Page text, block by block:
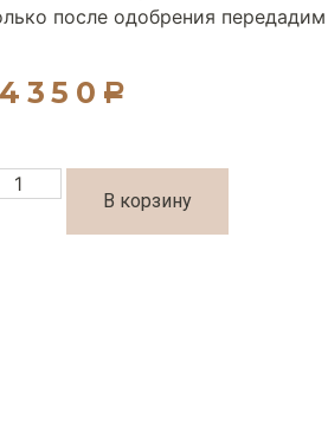
после одобрения передадим
Р
В корзину